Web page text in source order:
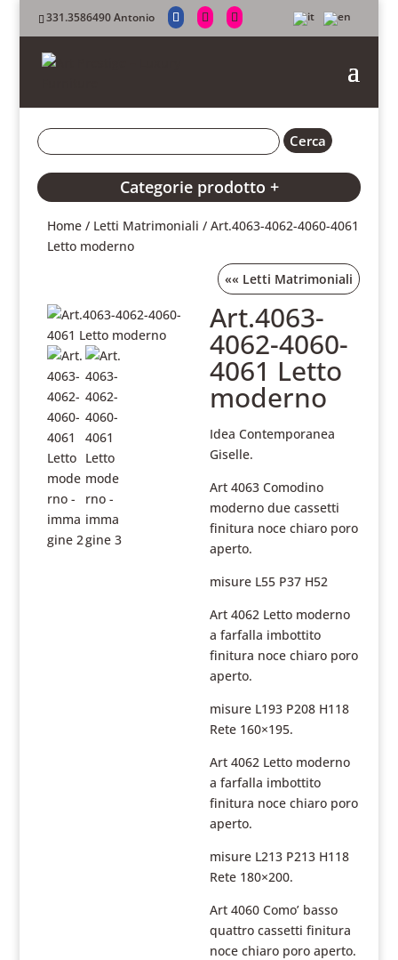
331.3586490 Antonio
Categorie prodotto +
Home / Letti Matrimoniali / Art.4063-4062-4060-4061
Letto moderno
«« Letti Matrimoniali
Art.4063-
4062-4060-
4061 Letto
moderno
Idea Contemporanea
Giselle.
Art 4063 Comodino
moderno due cassetti
finitura noce chiaro poro
aperto.
misure L55 P37 H52
Art 4062 Letto moderno
a farfalla imbottito
finitura noce chiaro poro
aperto.
misure L193 P208 H118
Rete 160×195.
Art 4062 Letto moderno
a farfalla imbottito
finitura noce chiaro poro
aperto.
misure L213 P213 H118
Rete 180×200.
Art 4060 Como’ basso
quattro cassetti finitura
noce chiaro poro aperto.